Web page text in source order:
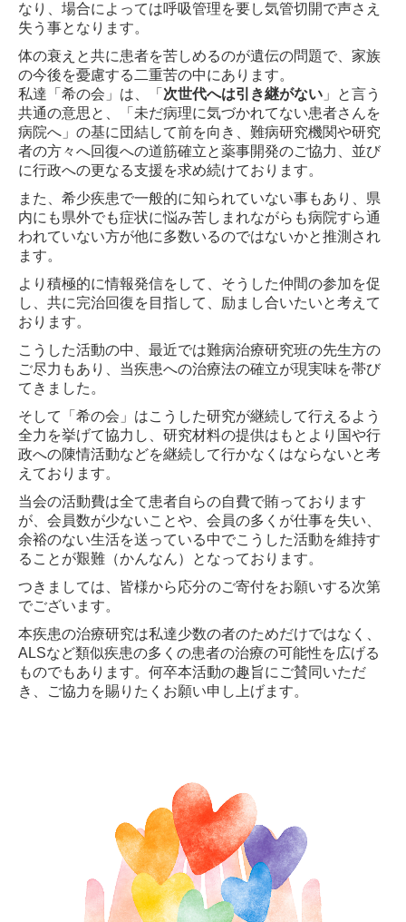
入会について
お問合せ
個人情報保護方針
なり、場合によっては呼吸管理を要し気管切開で声さえ
失う事となります。
体の衰えと共に患者を苦しめるのが遺伝の問題で、家族
の今後を憂慮する⼆重苦の中にあります。
私達「希の会」は、「 次世代へは引き継がない 」と⾔う
共通の意思と、「未だ病理に気づかれてない患者さんを
病院へ」の基に団結して前を向き、 難病研究機関や研究
者の⽅々へ回復への道筋確⽴と薬事開発のご協⼒、並び
に⾏政への更なる⽀援を求め続けております。
また、希少疾患で⼀般的に知られていない事もあり、県
内にも県外でも症状に悩み苦しまれながらも病院すら通
われていない⽅が他に多数いるのではないかと推測され
ます。
より積極的に情報発信をして、そうした仲間の参加を促
し、共に完治回復を⽬指して、励まし合いたいと考えて
おります。
こうした活動の中、最近では難病治療研究班の先⽣⽅の
ご尽⼒もあり、当疾患への治療法の確⽴が現実味を帯び
てきました。
そして「希の会」はこうした研究が継続して⾏えるよう
全⼒を挙げて協⼒し、研究材料の提供はもとより国や⾏
政への陳情活動などを継続して⾏かなくはならないと考
えております。
当会の活動費は全て患者⾃らの⾃費で賄っております
が、会員数が少ないことや、会員の多くが仕事を失い、
余裕のない⽣活を送っている中でこうした活動を維持す
ることが艱難（かんなん）となっております。
つきましては、皆様から応分のご寄付をお願いする次第
でございます。
本疾患の治療研究は私達少数の者のためだけではなく、
ALSなど類似疾患の多くの患者の治療の可能性を広げる
ものでもあります。 何卒本活動の趣旨にご賛同いただ
き、ご協⼒を賜りたくお願い申し上げます。